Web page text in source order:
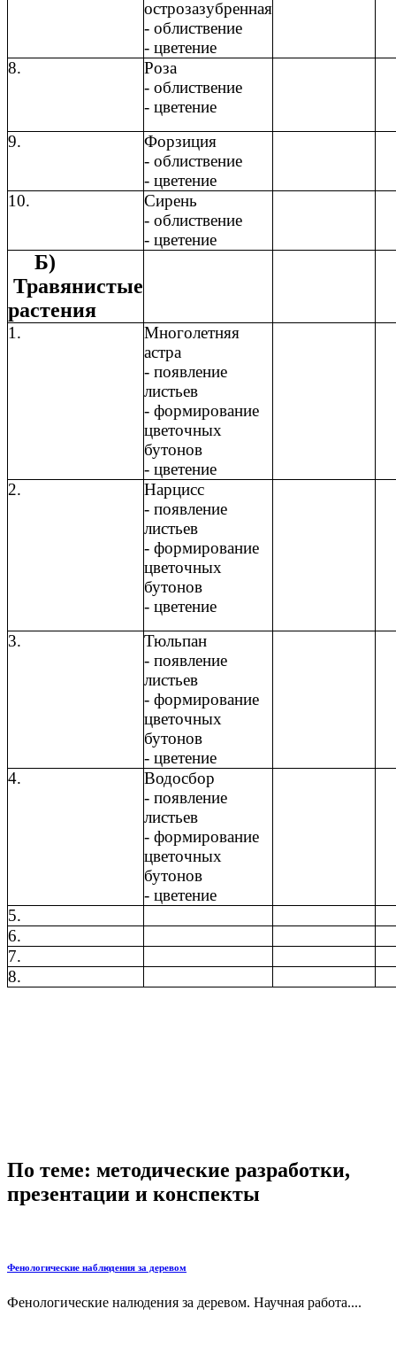
острозазубренная
- облиствение
- цветение
8.
Роза
- облиствение
- цветение
9.
Форзиция
- облиствение
- цветение
10.
Сирень
- облиствение
- цветение
Б)
Травянистые
растения
1.
Многолетняя
астра
- появление
листьев
- формирование
цветочных
бутонов
- цветение
2.
Нарцисс
- появление
листьев
- формирование
цветочных
бутонов
- цветение
3.
Тюльпан
- появление
листьев
- формирование
цветочных
бутонов
- цветение
4.
Водосбор
- появление
листьев
- формирование
цветочных
бутонов
- цветение
5.
6.
7.
8.
По теме: методические разработки,
презентации и конспекты
Фенологические наблюдения за деревом
Фенологические налюдения за деревом. Научная работа....